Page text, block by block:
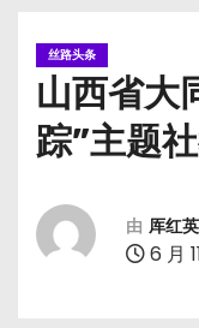
丝路头条
山西省大
踪”主题
由 厍红英
6 月